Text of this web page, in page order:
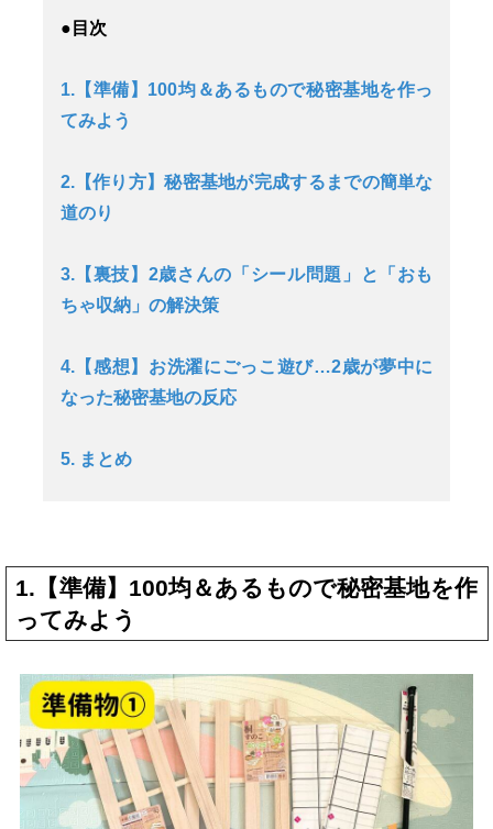
●目次
1.【準備】100均＆あるもので秘密基地を作っ
てみよう
2.【作り方】秘密基地が完成するまでの簡単な
道のり
3.【裏技】2歳さんの「シール問題」と「おも
ちゃ収納」の解決策
4.【感想】お洗濯にごっこ遊び…2歳が夢中に
なった秘密基地の反応
5. まとめ
1.【準備】100均＆あるもので秘密基地を作
ってみよう